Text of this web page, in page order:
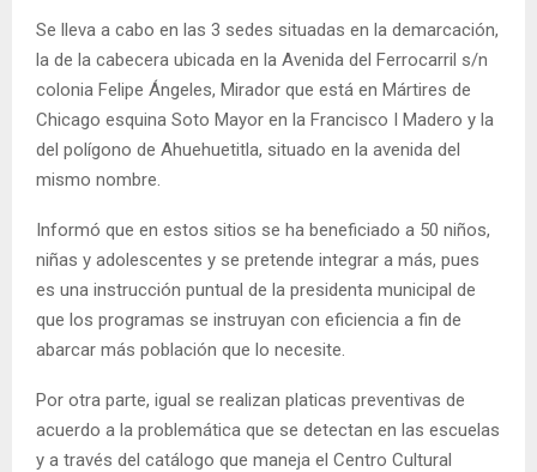
Se lleva a cabo en las 3 sedes situadas en la demarcación,
la de la cabecera ubicada en la Avenida del Ferrocarril s/n
colonia Felipe Ángeles, Mirador que está en Mártires de
Chicago esquina Soto Mayor en la Francisco I Madero y la
del polígono de Ahuehuetitla, situado en la avenida del
mismo nombre.
Informó que en estos sitios se ha beneficiado a 50 niños,
niñas y adolescentes y se pretende integrar a más, pues
es una instrucción puntual de la presidenta municipal de
que los programas se instruyan con eficiencia a fin de
abarcar más población que lo necesite.
Por otra parte, igual se realizan platicas preventivas de
acuerdo a la problemática que se detectan en las escuelas
y a través del catálogo que maneja el Centro Cultural